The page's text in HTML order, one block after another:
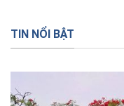
TIN NỔI BẬT